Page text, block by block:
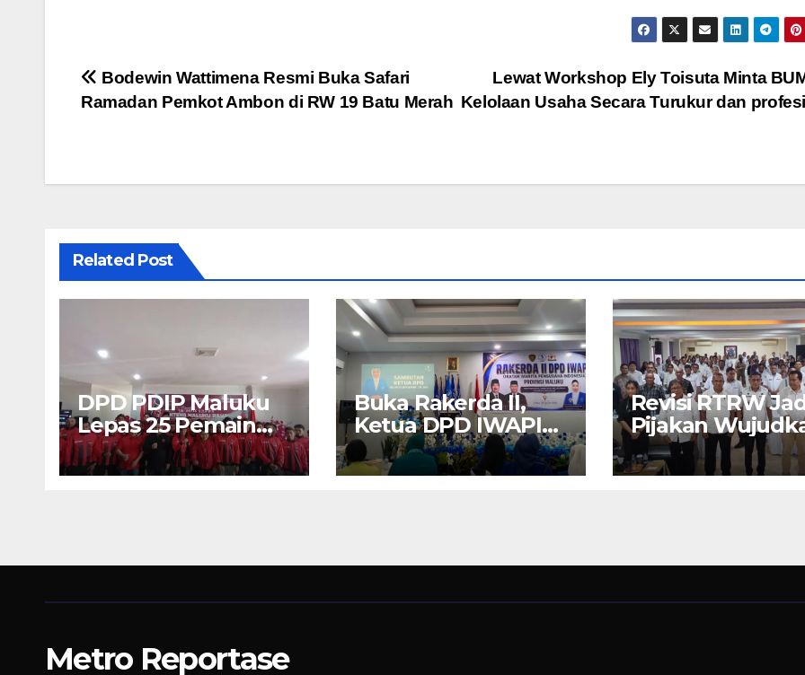
Navigasi
Lewat Workshop Ely Toisuta Minta
Kelolaan Usaha Secara Turukur dan
Bodewin Wattimena Resmi Buka Safari
Ramadan Pemkot Ambon di RW 19 Batu Merah
Related Post
DPD PDIP Maluku
Lepas 25 Pemain
U17 “Banteng
Maluku Raya” ke
Buka Rakerda II,
Ketua DPD IWAPI
Maluku Nita Bin
Umar: Perempuan
Revisi RTRW
Pijakan
Ambon Modern,
Nyaman dan
Metro Reportase